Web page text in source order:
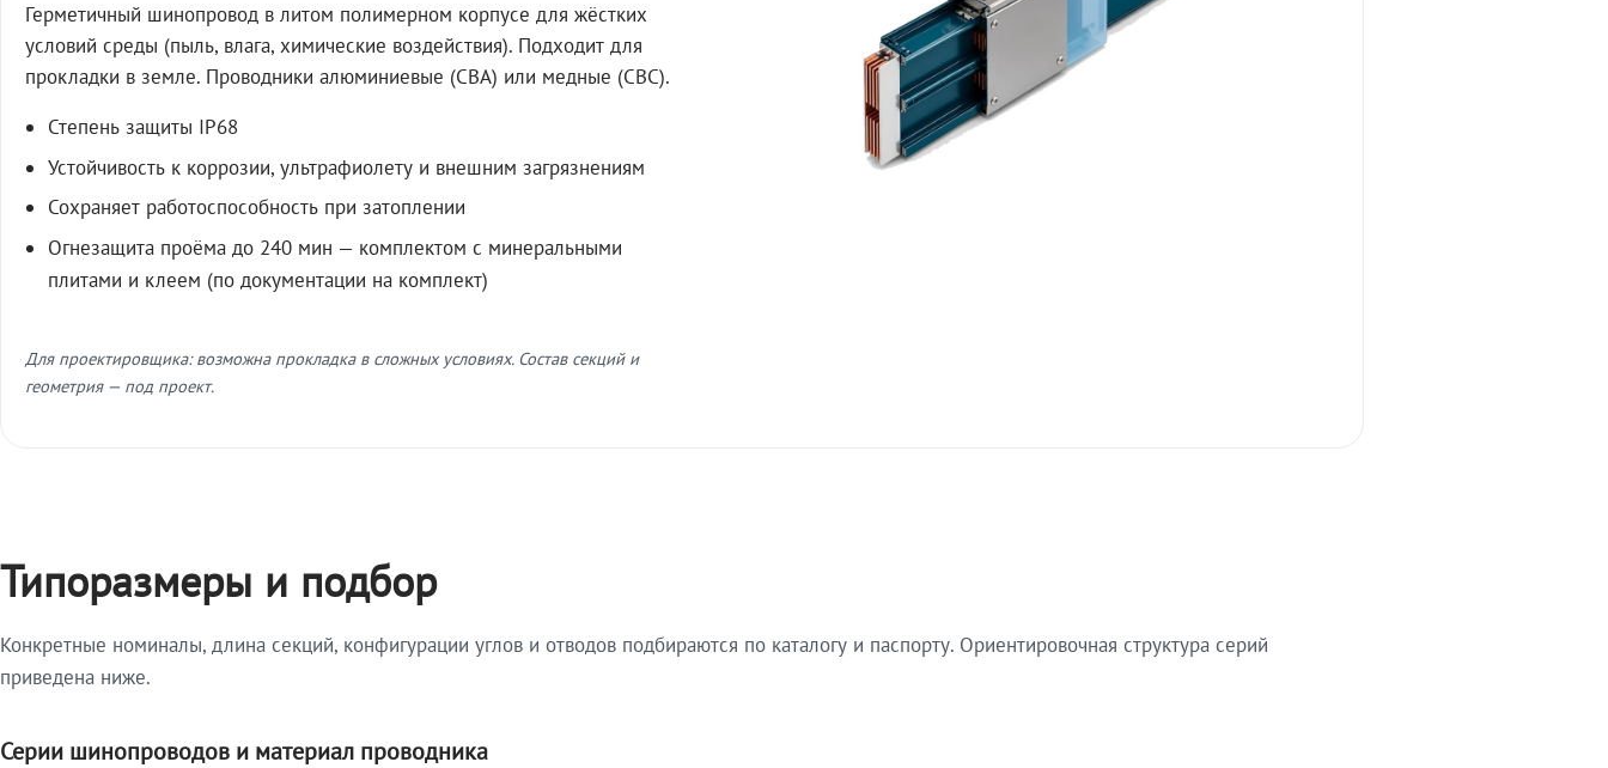
Герметичный шинопровод в литом полимерном корпусе для жёстких
условий среды (пыль, влага, химические воздействия). Подходит для
прокладки в земле. Проводники алюминиевые (СВА) или медные (СВС).
Степень защиты IP68
Устойчивость к коррозии, ультрафиолету и внешним загрязнениям
Сохраняет работоспособность при затоплении
Огнезащита проёма до 240 мин — комплектом с минеральными
плитами и клеем (по документации на комплект)
Для проектировщика: возможна прокладка в сложных условиях. Состав секций и
геометрия — под проект.
Типоразмеры и подбор
Конкретные номиналы, длина секций, конфигурации углов и отводов подбираются по каталогу и паспорту. Ориентировочная структура серий
приведена ниже.
Серии шинопроводов и материал проводника